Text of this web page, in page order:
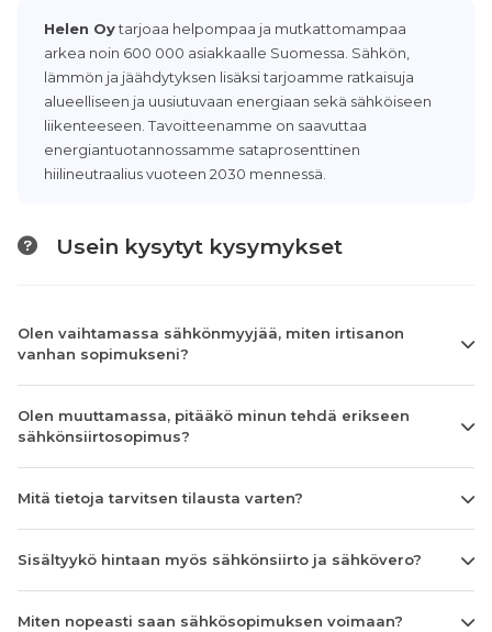
Helen Oytarjoaa helpompaa ja mutkattomampaa
arkea noin 600 000 asiakkaalle Suomessa. Sähkön,
lämmön ja jäähdytyksen lisäksi tarjoamme ratkaisuja
alueelliseen ja uusiutuvaan energiaan sekä sähköiseen
liikenteeseen. Tavoitteenamme on saavuttaa
energiantuotannossamme sataprosenttinen
hiilineutraalius vuoteen 2030 mennessä.
Usein kysytyt kysymykset
Olen vaihtamassa sähkönmyyjää, miten irtisanon
vanhan sopimukseni?
Olen muuttamassa, pitääkö minun tehdä erikseen
sähkönsiirtosopimus?
Mitä tietoja tarvitsen tilausta varten?
Sisältyykö hintaan myös sähkönsiirto ja sähkövero?
Miten nopeasti saan sähkösopimuksen voimaan?